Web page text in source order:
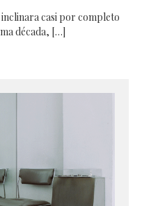
inclinara casi por completo
década, […]